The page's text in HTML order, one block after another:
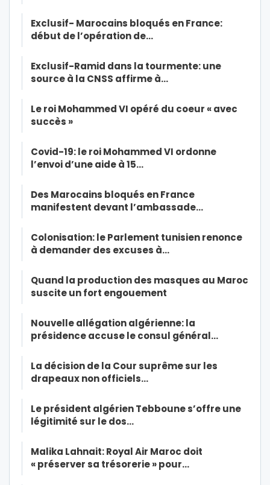
Exclusif- Marocains bloqués en France:
début de l’opération de…
Exclusif-Ramid dans la tourmente: une
source à la CNSS affirme à…
Le roi Mohammed VI opéré du coeur « avec
succès »
Covid-19: le roi Mohammed VI ordonne
l’envoi d’une aide à 15…
Des Marocains bloqués en France
manifestent devant l’ambassade…
Colonisation: le Parlement tunisien renonce
à demander des excuses à…
Quand la production des masques au Maroc
suscite un fort engouement
Nouvelle allégation algérienne: la
présidence accuse le consul général…
La décision de la Cour suprême sur les
drapeaux non officiels…
Le président algérien Tebboune s’offre une
légitimité sur le dos…
Malika Lahnait: Royal Air Maroc doit
« préserver sa trésorerie » pour…